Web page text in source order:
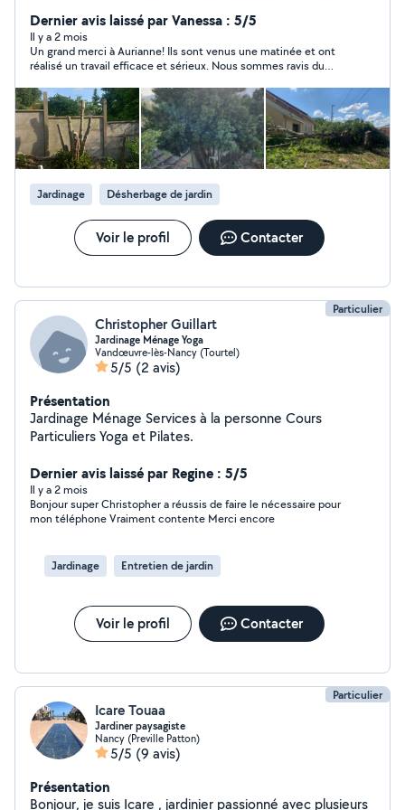
flexible
Dernier avis laissé par Vanessa : 5/5
Il y a 2 mois
Un grand merci à Aurianne! Ils sont venus une matinée et ont
réalisé un travail efficace et sérieux. Nous sommes ravis du
les recommande sans hésitation !
Jardinage Désherbage de jardin
Voir le profil Contacter
Particulier
Christopher Guillart
Jardinage Ménage Yoga
Vandœuvre-lès-Nancy (Tourtel)
5/5 (2 avis)
Présentation
Jardinage Ménage Services à la personne Cours
Particuliers Yoga et Pilates.
Dernier avis laissé par Regine : 5/5
Il y a 2 mois
Bonjour super Christopher a réussis de faire le nécessaire pour
mon téléphone Vraiment contente Merci encore
Jardinage Entretien de jardin
Voir le profil Contacter
Particulier
Icare Touaa
Jardiner paysagiste
Nancy (Preville Patton)
5/5 (9 avis)
Présentation
Bonjour, je suis Icare , jardinier passionné avec plusieurs